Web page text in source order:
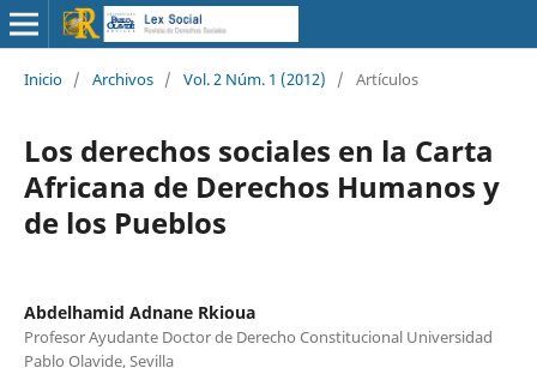
Inicio / Archivos / Vol. 2 Núm. 1 (2012) / Artículos
Los derechos sociales en la Carta
Africana de Derechos Humanos y
de los Pueblos
Abdelhamid Adnane Rkioua
Profesor Ayudante Doctor de Derecho Constitucional Universidad
Pablo Olavide, Sevilla